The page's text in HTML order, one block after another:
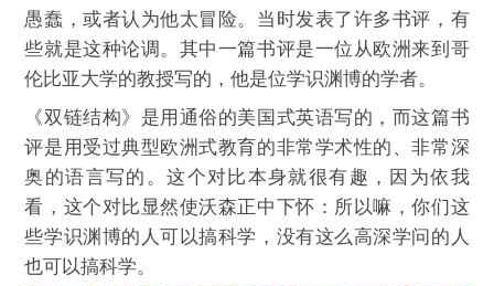
愚蠢，或者认为他太冒险。当时发表了许多书评，有
些就是这种论调。其中一篇书评是一位从欧洲来到哥
伦比亚大学的教授写的，他是位学识渊博的学者。
《双链结构》是用通俗的美国式英语写的，而这篇书
评是用受过典型欧洲式教育的非常学术性的、非常深
奥的语言写的。这个对比本身就很有趣，因为依我
看，这个对比显然使沃森正中下怀：所以嘛，你们这
些学识渊博的人可以搞科学，没有这么高深学问的人
也可以搞科学。